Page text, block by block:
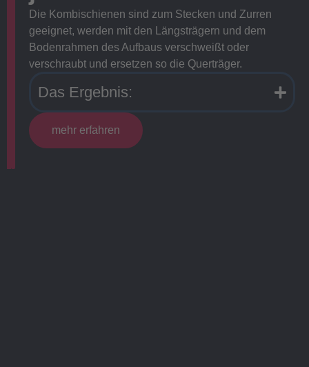
Die Kombischienen sind zum Stecken und Zurren
geeignet, werden mit den Längsträgern und dem
Bodenrahmen des Aufbaus verschweißt oder
verschraubt und ersetzen so die Querträger.
Das Ergebnis:
mehr erfahren